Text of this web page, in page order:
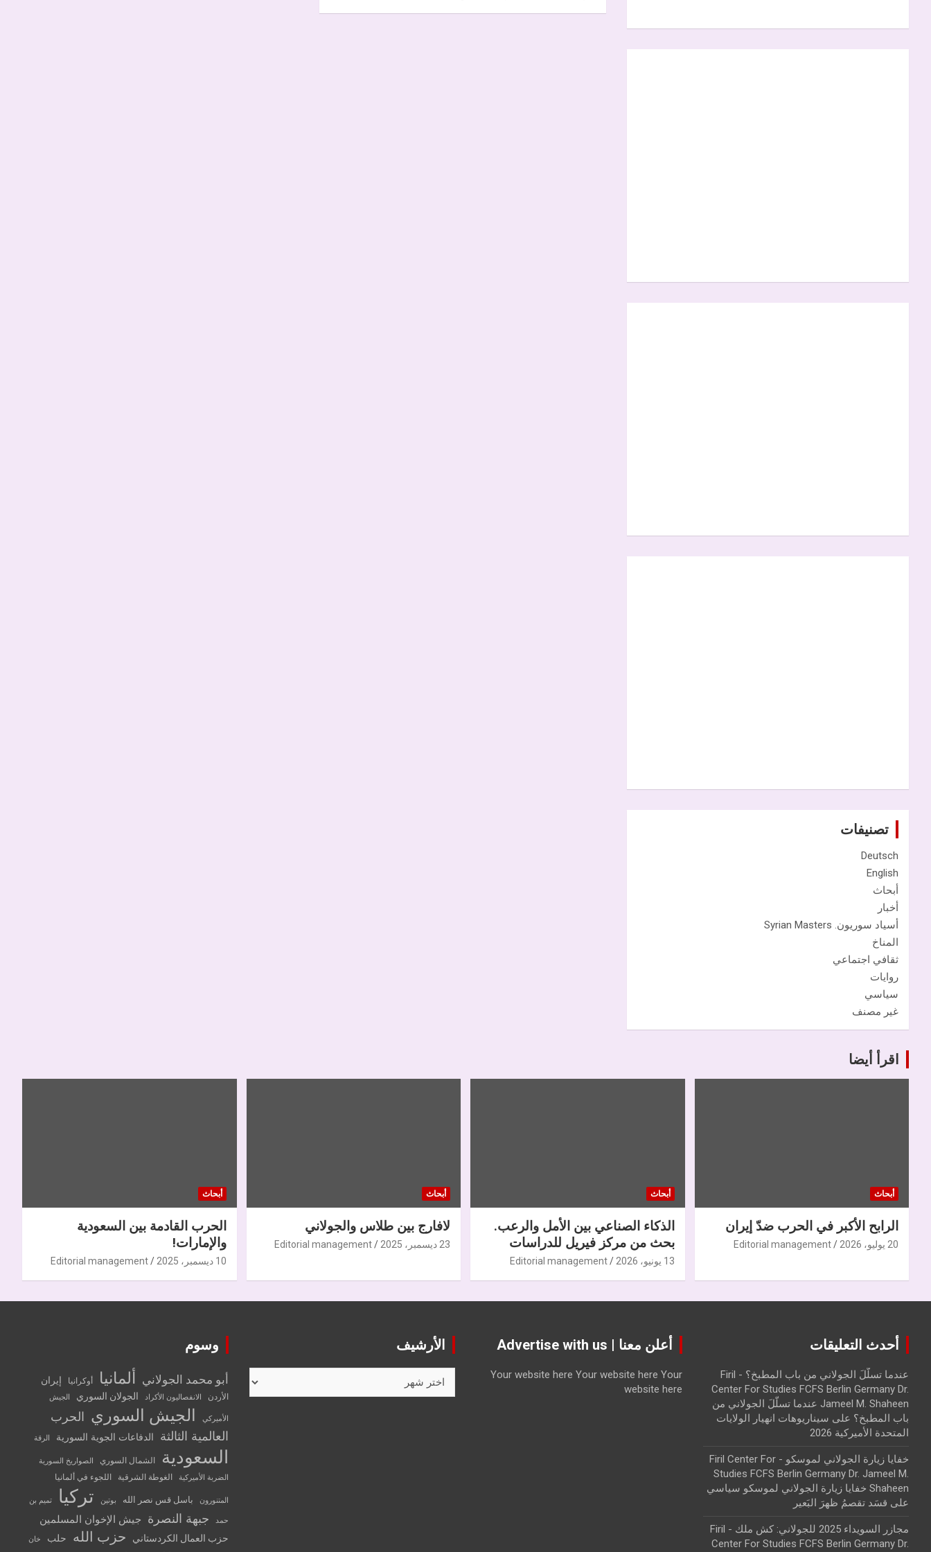
تصنيفات
Deutsch
English
أبحاث
أخبار
أسياد سوريون. Syrian Masters
المناخ
ثقافي اجتماعي
روايات
سياسي
غير مصنف
اقرأ أيضا
أبحاث
الرابح الأكبر في الحرب ضدّ إيران
20 يوليو، 2026 Editorial management
أبحاث
الذكاء الصناعي بين الأمل والرعب.
بحث من مركز فيريل للدراسات
13 يونيو، 2026 Editorial management
أبحاث
لافارج بين طلاس والجولاني
23 ديسمبر، 2025 Editorial management
أبحاث
الحرب القادمة بين السعودية
والإمارات!
10 ديسمبر، 2025 Editorial management
أحدث التعليقات
عندما تسلّلَ الجولاني من باب المطبخ؟ - Firil
Center For Studies FCFS Berlin Germany Dr.
Jameel M. Shaheen عندما تسلّلَ الجولاني من
باب المطبخ؟ على سيناريوهات انهيار الولايات
المتحدة الأميركية 2026
خفايا زيارة الجولاني لموسكو - Firil Center For
Studies FCFS Berlin Germany Dr. Jameel M.
Shaheen خفايا زيارة الجولاني لموسكو سياسي
على قسَد تقصمُ ظهرَ البَعير
مجازر السويداء 2025 للجولاني: كش ملك - Firil
Center For Studies FCFS Berlin Germany Dr.
أعلن معنا | Advertise with us
Your website here Your website here Your
website here
الأرشيف وسوم
أبو محمد الجولاني ألمانيا أوكرانيا إيران
الأردن الانفصاليون الأكراد الجولان السوري الجيش
الأميركي الجيش السوري الحرب
العالمية الثالثة
الدفاعات الجوية السورية الرقة
السعودية الشمال السوري
الصواريخ السورية
الضربة الأميركية
الغوطة الشرقية اللجوء في ألمانيا
المتنورون باسل قس نصر الله بوتين تركيا تميم بن
حمد جبهة النصرة جيش الإخوان المسلمين
حزب العمال الكردستاني حزب الله حلب خان